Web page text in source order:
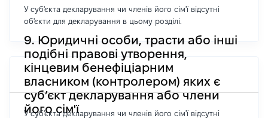
У суб'єкта декларування чи членів його сім'ї відсутні
об'єкти для декларування в цьому розділі.
9. Юридичні особи, трасти або інші
подібні правові утворення,
кінцевим бенефіціарним
власником (контролером) яких є
суб’єкт декларування або члени
його сім'ї
У суб'єкта декларування чи членів його сім'ї відсутні